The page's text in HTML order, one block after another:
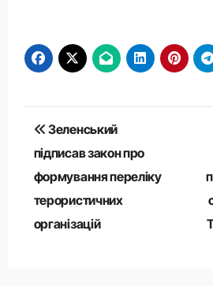
Навігація
записів
Зеленський
підписав закон про
формування переліку
терористичних
організацій